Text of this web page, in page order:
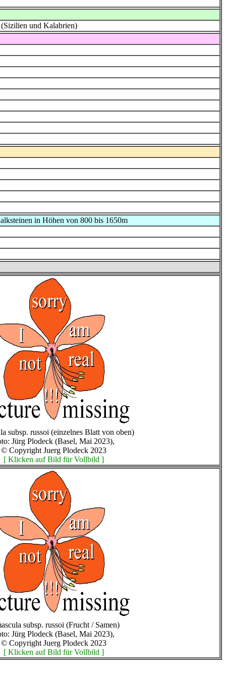
(Sizilien und Kalabrien)
in Höhen von 800 bis 1650m
subsp. russoi (einzelnes Blatt von oben)
Jürg Plodeck (Basel, Mai 2023),
© Copyright Juerg Plodeck 2023
[ Klicken auf Bild für Vollbild ]
subsp. russoi (Frucht / Samen)
Jürg Plodeck (Basel, Mai 2023),
© Copyright Juerg Plodeck 2023
[ Klicken auf Bild für Vollbild ]